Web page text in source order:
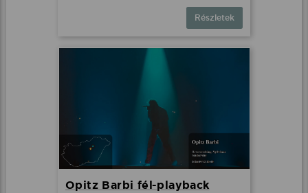
Részletek
Opitz Barbi fél-playback